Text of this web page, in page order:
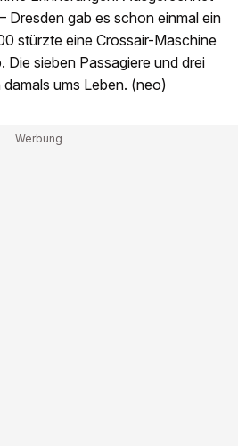
Dresden gab es schon einmal ein
stürzte eine Crossair-Maschine
Die sieben Passagiere und drei
ums Leben. (neo)